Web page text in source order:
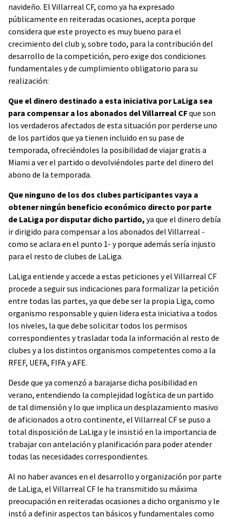
navideño. El Villarreal CF, como ya ha expresado
públicamente en reiteradas ocasiones, acepta porque
considera que este proyecto es muy bueno para el
crecimiento del club y, sobre todo, para la contribución del
desarrollo de la competición, pero exige dos condiciones
fundamentales y de cumplimiento obligatorio para su
realización:
Que el dinero destinado a esta iniciativa por LaLiga sea
para compensar a los abonados del Villarreal CFque son
los verdaderos afectados de esta situación por perderse uno
de los partidos que ya tienen incluido en su pase de
temporada, ofreciéndoles la posibilidad de viajar gratis a
Miami a ver el partido o devolviéndoles parte del dinero del
abono de la temporada.
Que ninguno de los dos clubes participantes vaya a
obtener ningún beneficio económico directo por parte
de LaLiga por disputar dicho partido, ya que el dinero debía
ir dirigido para compensar a los abonados del Villarreal -
como se aclara en el punto 1- y porque además sería injusto
para el resto de clubes de LaLiga.
LaLiga entiende y accede a estas peticiones y el Villarreal CF
procede a seguir sus indicaciones para formalizar la petición
entre todas las partes, ya que debe ser la propia Liga, como
organismo responsable y quien lidera esta iniciativa a todos
los niveles, la que debe solicitar todos los permisos
correspondientes y trasladar toda la información al resto de
clubes y a los distintos organismos competentes como a la
RFEF, UEFA, FIFA y AFE.
Desde que ya comenzó a barajarse dicha posibilidad en
verano, entendiendo la complejidad logística de un partido
de tal dimensión y lo que implica un desplazamiento masivo
de aficionados a otro continente, el Villarreal CF se puso a
total disposición de LaLiga y le insistió en la importancia de
trabajar con antelación y planificación para poder atender
todas las necesidades correspondientes.
Al no haber avances en el desarrollo y organización por parte
de LaLiga, el Villarreal CF le ha transmitido su máxima
preocupación en reiteradas ocasiones a dicho organismo y le
instó a definir aspectos tan básicos y fundamentales como